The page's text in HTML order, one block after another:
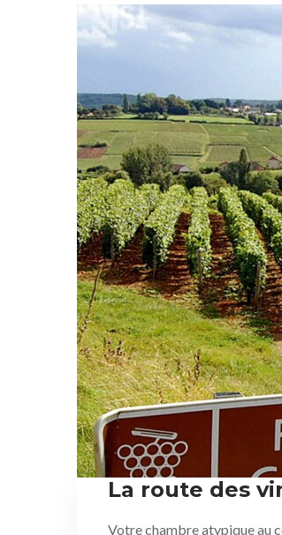
La route des
Votre chambre atypique au